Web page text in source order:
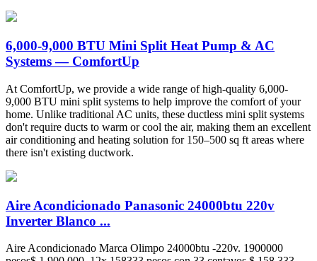
6,000-9,000 BTU Mini Split Heat Pump & AC
Systems — ComfortUp
At ComfortUp, we provide a wide range of high-quality 6,000-
9,000 BTU mini split systems to help improve the comfort of your
home. Unlike traditional AC units, these ductless mini split systems
don't require ducts to warm or cool the air, making them an excellent
air conditioning and heating solution for 150–500 sq ft areas where
there isn't existing ductwork.
Aire Acondicionado Panasonic 24000btu 220v
Inverter Blanco ...
Aire Acondicionado Marca Olimpo 24000btu -220v. 1900000